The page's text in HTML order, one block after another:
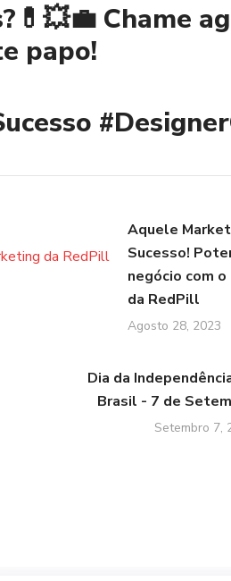
Chame
papo!
Aquele
Sucesso!
negócio com
da RedPill
Agosto 28, 2023
Dia da
Brasil - 7 de
Setembro 7,